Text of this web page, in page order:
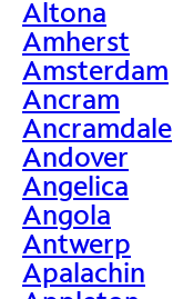
Altona
Amherst
Amsterdam
Ancram
Ancramdale
Andover
Angelica
Angola
Antwerp
Apalachin